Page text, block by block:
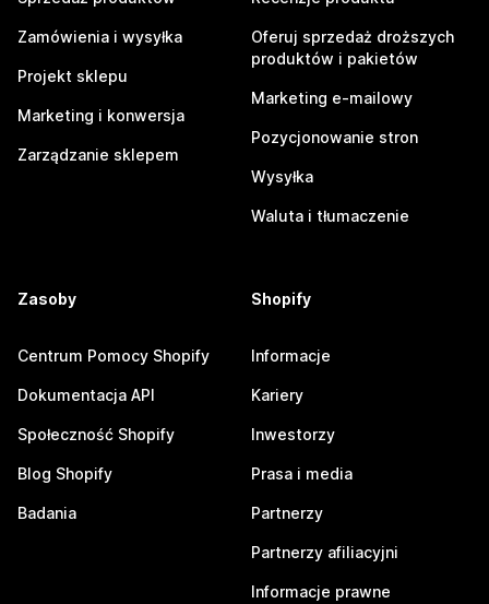
Zamówienia i wysyłka
Projekt sklepu
Marketing i konwersja
Zarządzanie sklepem
Oferuj sprzedaż droższych
produktów i pakietów
Marketing e-mailowy
Pozycjonowanie stron
Wysyłka
Waluta i tłumaczenie
Zasoby
Centrum Pomocy Shopify
Dokumentacja API
Społeczność Shopify
Blog Shopify
Badania
Shopify
Informacje
Kariery
Inwestorzy
Prasa i media
Partnerzy
Partnerzy afiliacyjni
Informacje prawne